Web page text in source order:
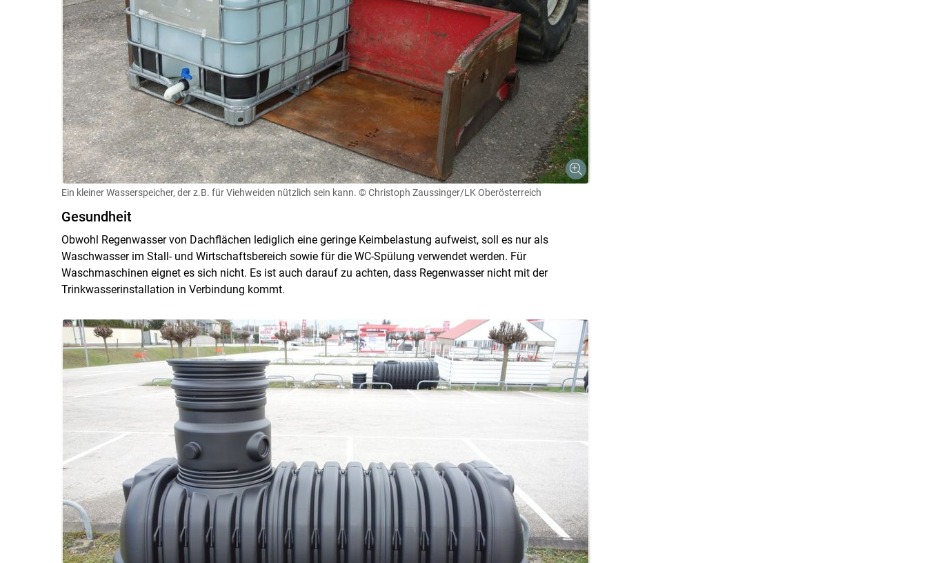
Ein kleiner Wasserspeicher, der z.B. für Viehweiden nützlich sein kann. © Christoph Zaussinger/LK Oberösterreich
Gesundheit
Obwohl Regenwasser von Dachflächen lediglich eine geringe Keimbelastung aufweist, soll es nur als
Waschwasser im Stall- und Wirtschaftsbereich sowie für die WC-Spülung verwendet werden. Für
Waschmaschinen eignet es sich nicht. Es ist auch darauf zu achten, dass Regenwasser nicht mit der
Trinkwasserinstallation in Verbindung kommt.